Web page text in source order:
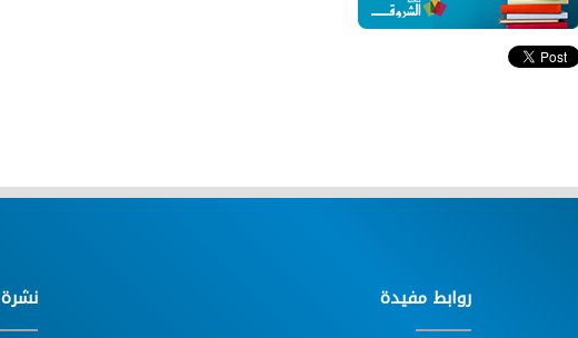
روابط مفيدة